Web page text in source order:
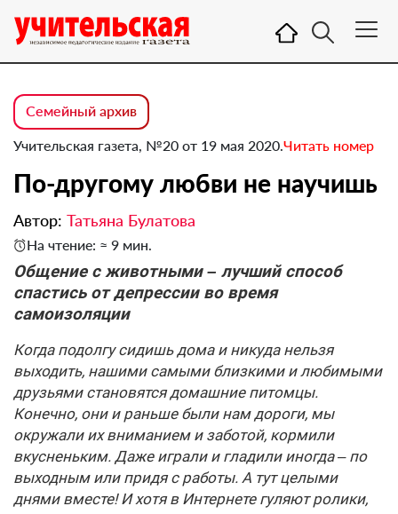
Семейный архив
Учительская газета, №20 от 19 мая 2020.Читать номер
По-другому любви не научишь
Автор: Татьяна Булатова
На чтение: ≈ 9 мин.
Общение с животными – лучший способ
спастись от депрессии во время
самоизоляции
Когда подолгу сидишь дома и никуда нельзя
выходить, нашими самыми близкими и любимыми
друзьями становятся домашние питомцы.
Конечно, они и раньше были нам дороги, мы
окружали их вниманием и заботой, кормили
вкусненьким. Даже играли и гладили иногда – по
выходным или придя с работы. А тут целыми
днями вместе! И хотя в Интернете гуляют ролики,